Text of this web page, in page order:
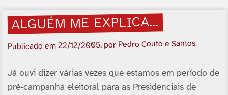
ALGUÉM ME EXPLICA…
Publicado em22/12/2005, por Pedro Couto e Santos
Já ouvi dizer várias vezes que estamos em perí­odo de
pré-campanha eleitoral para as Presidenciais de